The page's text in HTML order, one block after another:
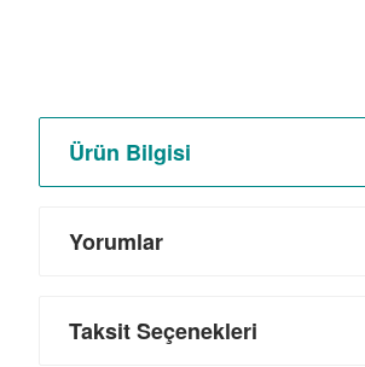
Ürün Bilgisi
Yorumlar
Taksit Seçenekleri